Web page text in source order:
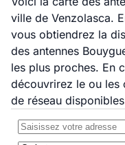
ville de Venzolasca.
vous obtiendrez la
des antennes
les plus proches. En
découvrirez le ou les
de réseau